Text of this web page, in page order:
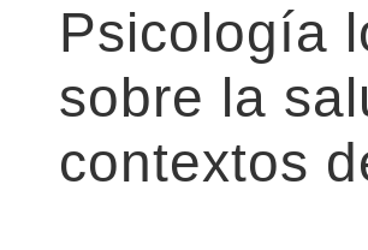
Psicología
sobre la
contextos